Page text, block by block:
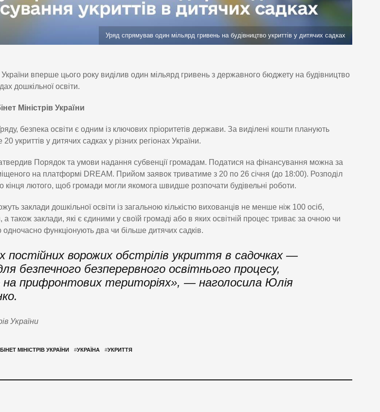
Уряд спрямував один мільярд гривень на будівництво укриттів у дитячих садках
України вперше цього року виділив один мільярд гривень з державного бюджету на будівництво
дошкільної освіти.
Міністрів України
безпека освіти є одним із ключових пріоритетів держави. За виділені кошти планують
укриттів у дитячих садках у різних регіонах України.
Порядок та умови надання субвенції громадам. Податися на фінансування можна за
на платформі DREAM. Прийом заявок триватиме з 20 по 26 січня (до 18:00). Розподіл
кінця лютого, щоб громади могли якомога швидше розпочати будівельні роботи.
заклади дошкільної освіти із загальною кількістю вихованців не менше ніж 100 осіб,
а також заклади, які є єдиними у своїй громаді або в яких освітній процес триває за очною чи
функціонують два чи більше дитячих садків.
постійних ворожих обстрілів укриття в садочках —
безпечного безперервного освітнього процесу,
на прифронтових територіях», — наголосила Юлія
України
МІНІСТРІВ УКРАЇНИ #УКРАЇНА #УКРИТТЯ